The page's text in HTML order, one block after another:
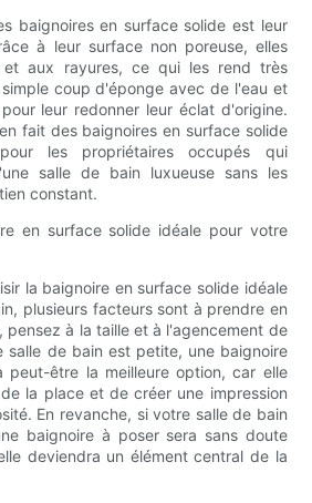
baignoires en surface solide est leur
à leur surface non poreuse, elles
et aux rayures, ce qui les rend très
coup d'éponge avec de l'eau et
leur redonner leur éclat d'origine.
fait des baignoires en surface solide
les propriétaires occupés qui
salle de bain luxueuse sans les
constant.
en surface solide idéale pour votre
la baignoire en surface solide idéale
plusieurs facteurs sont à prendre en
à la taille et à l'agencement de
salle de bain est petite, une baignoire
peut-être la meilleure option, car elle
la place et de créer une impression
En revanche, si votre salle de bain
baignoire à poser sera sans doute
deviendra un élément central de la